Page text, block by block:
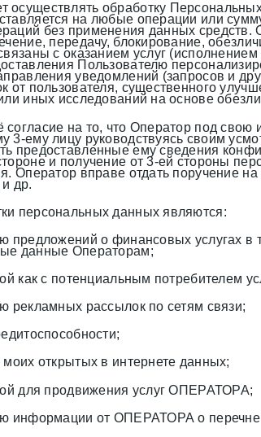
обработку
на любые операции или
без применения данных
передачу, блокирование,
с оказанием услуг
Пользователю
уведомлений (запросов и
от пользователя, существенного
или иных исследований на основе
на то, что Оператор под свою
3-ему лицу руководствуясь своим
предоставленные ему сведения
и получение от 3-ей стороны
Оператор вправе отдать поручение
др.
персональных данных являются:
предложений о финансовых услугах в
данные Операторам;
как с потенциальным потребителем
рекламных рассылок по сетям связи;
моих открытых в интернете данных;
для продвижения услуг ОПЕРАТОРА;
информации от ОПЕРАТОРА о